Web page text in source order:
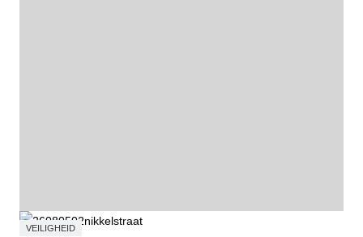
VEILIGHEID